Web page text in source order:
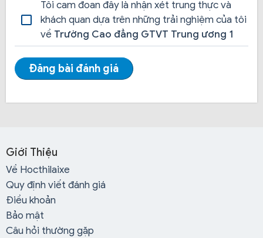
Tôi cam đoan đây là nhận xét trung thực và
khách quan dựa trên những trải nghiệm của tôi
về Trường Cao đẳng GTVT Trung ương 1
Đăng bài đánh giá
Giới Thiệu
Về Hocthilaixe
Quy định viết đánh giá
Điều khoản
Bảo mật
Câu hỏi thường gặp